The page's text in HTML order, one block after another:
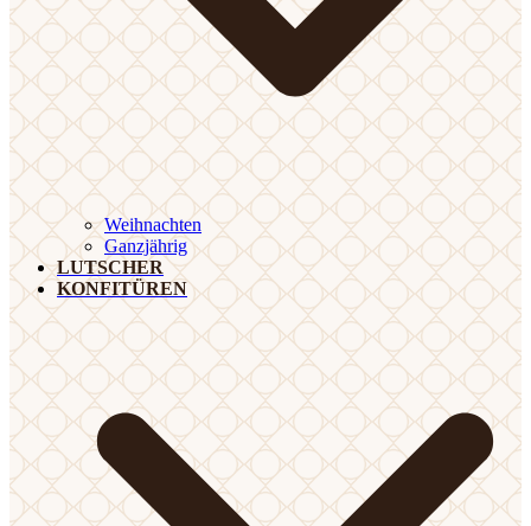
Weihnachten
Ganzjährig
LUTSCHER
KONFITÜREN